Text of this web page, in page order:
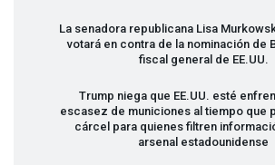
La senadora republicana Lisa
votará en contra de la nominación de
fiscal general de EE.UU.
Trump niega que EE.UU. esté
escasez de municiones al tiempo que
cárcel para quienes filtren
arsenal estadounidense